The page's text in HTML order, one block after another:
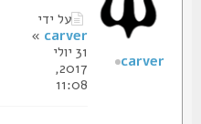
על ידי
carver
»
31 יולי
2017,
11:08
carver